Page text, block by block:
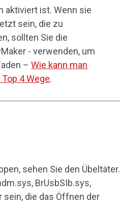
aktiviert ist. Wenn sie
sein, die zu
sollten Sie die
- verwenden, um
–Wie kann man
4 Wege.
sehen Sie den Übeltäter.
BrUsbSIb.sys,
die das Öffnen der